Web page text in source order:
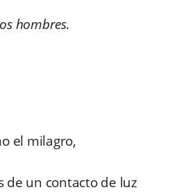
hombres.
el milagro,
de un contacto de luz